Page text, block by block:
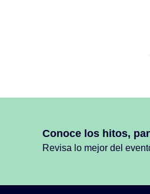
Conoce los hitos,
Revisa lo mejor del